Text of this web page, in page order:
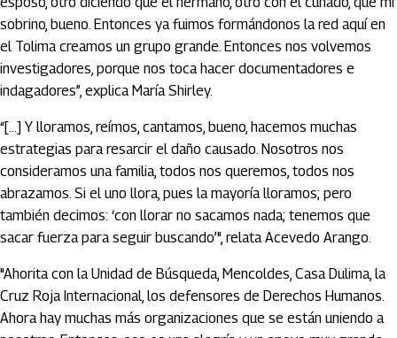
sobrino, bueno. Entonces ya fuimos formándonos la red aquí en
el Tolima creamos un grupo grande. Entonces nos volvemos
investigadores, porque nos toca hacer documentadores e
indagadores”, explica María Shirley.
“[…] Y lloramos, reímos, cantamos, bueno, hacemos muchas
estrategias para resarcir el daño causado. Nosotros nos
consideramos una familia, todos nos queremos, todos nos
abrazamos. Si el uno llora, pues la mayoría lloramos; pero
también decimos: ‘con llorar no sacamos nada; tenemos que
sacar fuerza para seguir buscando’", relata Acevedo Arango.
"Ahorita con la Unidad de Búsqueda, Mencoldes, Casa Dulima, la
Cruz Roja Internacional, los defensores de Derechos Humanos.
Ahora hay muchas más organizaciones que se están uniendo a